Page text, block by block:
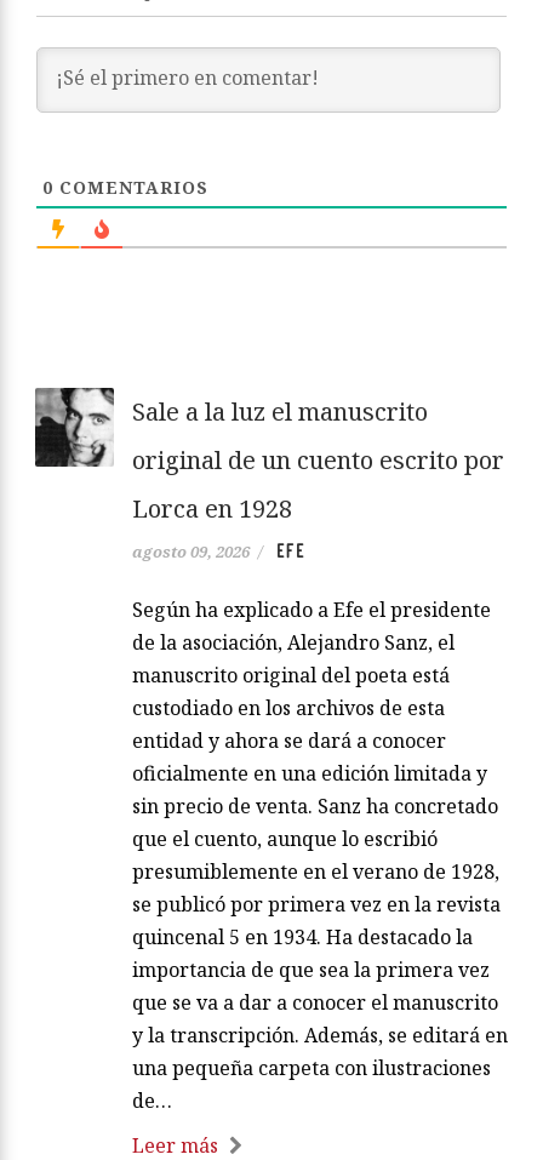
0 COMENTARIOS
Sale a la luz el manuscrito
original de un cuento escrito por
Lorca en 1928
agosto 09, 2026 / EFE
Según ha explicado a Efe el presidente
de la asociación, Alejandro Sanz, el
manuscrito original del poeta está
custodiado en los archivos de esta
entidad y ahora se dará a conocer
oficialmente en una edición limitada y
sin precio de venta. Sanz ha concretado
que el cuento, aunque lo escribió
presumiblemente en el verano de 1928,
se publicó por primera vez en la revista
quincenal 5 en 1934. Ha destacado la
importancia de que sea la primera vez
que se va a dar a conocer el manuscrito
y la transcripción. Además, se editará en
una pequeña carpeta con ilustraciones
de…
Leer más